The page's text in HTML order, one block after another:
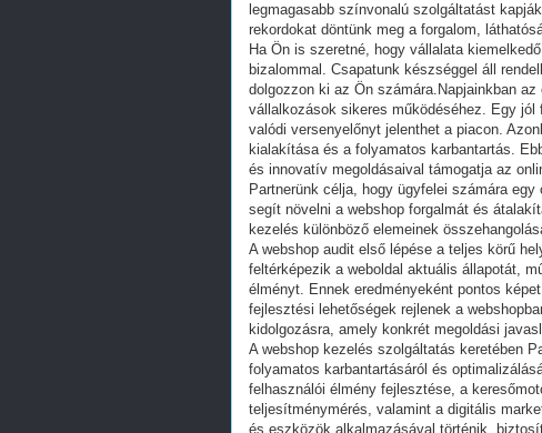
legmagasabb színvonalú szolgáltatást
rekordokat döntünk meg a forgalom,
Ha Ön is szeretné, hogy vállalata
bizalommal. Csapatunk készséggel áll
dolgozzon ki az Ön számára.Napjainkban
vállalkozások sikeres működéséhez. Egy
valódi versenyelőnyt jelenthet a piacon.
kialakítása és a folyamatos karbantartás.
és innovatív megoldásaival támogatja az
Partnerünk célja, hogy ügyfelei számára
segít növelni a webshop forgalmát és
kezelés különböző elemeinek
A webshop audit első lépése a teljes körű
feltérképezik a weboldal aktuális állapotát,
élményt. Ennek eredményeként pontos
fejlesztési lehetőségek rejlenek a
kidolgozásra, amely konkrét megoldási
A webshop kezelés szolgáltatás keretében
folyamatos karbantartásáról és
felhasználói élmény fejlesztése, a
teljesítménymérés, valamint a digitális
és eszközök alkalmazásával történik,